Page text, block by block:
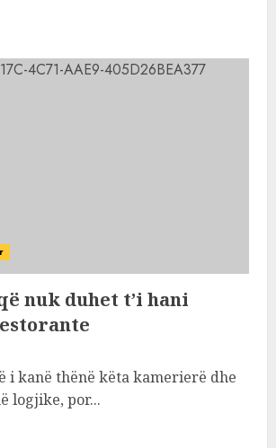
nuk duhet t’i hani
i kanë thënë këta kamerierë dhe
logjike, por...